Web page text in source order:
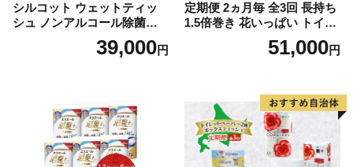
シルコット ウェットティッ
シュ ノンアルコール除菌詰
替（43枚×3P）×24袋 日用品
おもちゃ 拭き取り 手拭き 外
39,000円
定期便 2ヵ月毎 全3回 長持ち
1.5倍巻き 花いっぱい トイレ
ットペーパー ダブル 45ｍ 計
72ロール 全18種 花柄 プリン
ー 消耗品 備蓄 送料無料 北海
道 倶知安町 日用品
51,000円